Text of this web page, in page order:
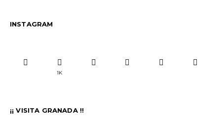
INSTAGRAM
1K
¡¡ VISITA GRANADA !!